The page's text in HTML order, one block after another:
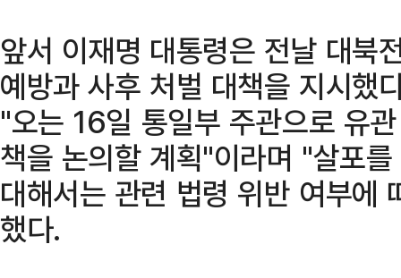
앞서 이재명 대통령은 전날 대북
예방과 사후 처벌 대책을 지시했
"오는 16일 통일부 주관으로 유
책을 논의할 계획"이라며 "살포
대해서는 관련 법령 위반 여부에
했다.